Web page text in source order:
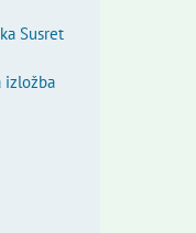
Susret
izložba